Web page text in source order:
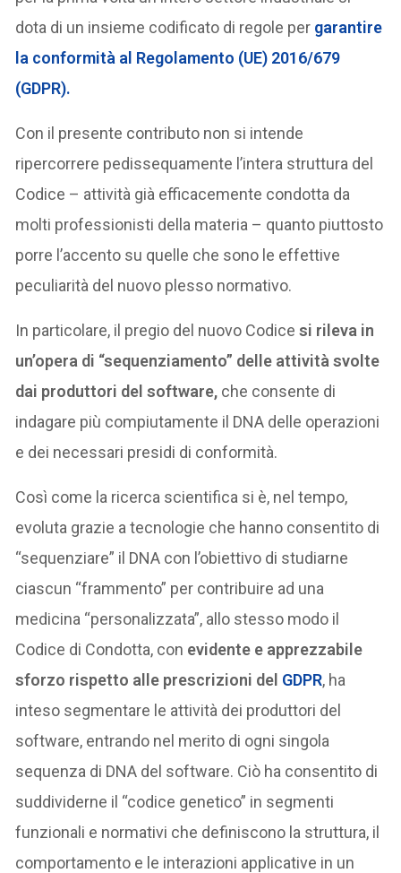
dota di un insieme codificato di regole per garantire
la conformità al Regolamento (UE) 2016/679
(GDPR).
Con il presente contributo non si intende
ripercorrere pedissequamente l’intera struttura del
Codice – attività già efficacemente condotta da
molti professionisti della materia – quanto piuttosto
porre l’accento su quelle che sono le effettive
peculiarità del nuovo plesso normativo.
In particolare, il pregio del nuovo Codicesi rileva in
un’opera di “sequenziamento” delle attività svolte
dai produttori del software, che consente di
indagare più compiutamente il DNA delle operazioni
e dei necessari presidi di conformità.
Così come la ricerca scientifica si è, nel tempo,
evoluta grazie a tecnologie che hanno consentito di
“sequenziare” il DNA con l’obiettivo di studiarne
ciascun “frammento” per contribuire ad una
medicina “personalizzata”, allo stesso modo il
Codice di Condotta, con evidente e apprezzabile
sforzo rispetto alle prescrizioni del GDPR, ha
inteso segmentare le attività dei produttori del
software, entrando nel merito di ogni singola
sequenza di DNA del software. Ciò ha consentito di
suddividerne il “codice genetico” in segmenti
funzionali e normativi che definiscono la struttura, il
comportamento e le interazioni applicative in un